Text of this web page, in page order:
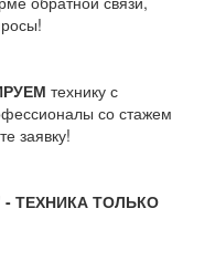
технику с
со стажем
заявку!
ТЕХНИКА ТОЛЬКО